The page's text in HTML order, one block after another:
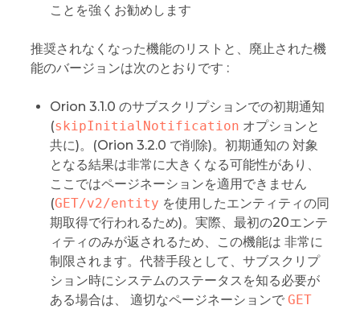
ことを強くお勧めします
推奨されなくなった機能のリストと、廃止された機
能のバージョンは次のとおりです :
Orion 3.1.0 のサブスクリプションでの初期通知
(skipInitialNotification オプションと
共に)。(Orion 3.2.0 で削除)。初期通知の 対象
となる結果は非常に大きくなる可能性があり、
ここではページネーションを適用できません
(GET/v2/entity を使用したエンティティの同
期取得で行われるため)。実際、最初の20エンテ
ィティのみが返されるため、この機能は 非常に
制限されます。代替手段として、サブスクリプ
ション時にシステムのステータスを知る必要が
ある場合は、 適切なページネーションで GET